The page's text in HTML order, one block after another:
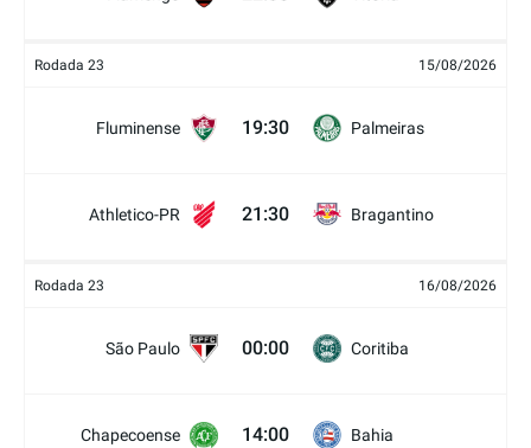
Rodada 23 15/08/2026
Fluminense 19:30 Palmeiras
Athletico-PR 21:30 Bragantino
Rodada 23 16/08/2026
São Paulo 00:00 Coritiba
Chapecoense 14:00 Bahia